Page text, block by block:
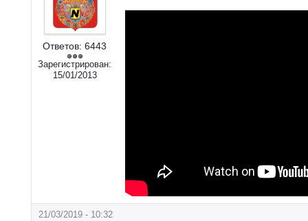
Ответов: 6443
Зарегистрирован:
15/01/2013
21/03/2019 - 10:32